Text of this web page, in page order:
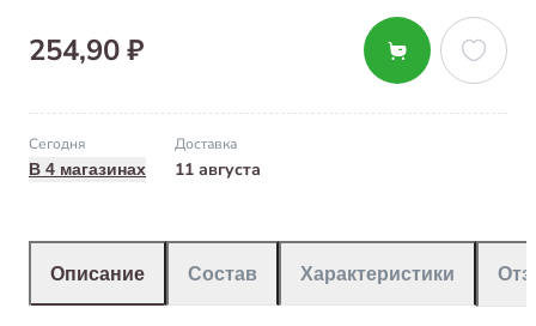
254,90 ₽
Сегодня
В 4 магазинах
Доставка
11 августа
Описание Состав Характеристики